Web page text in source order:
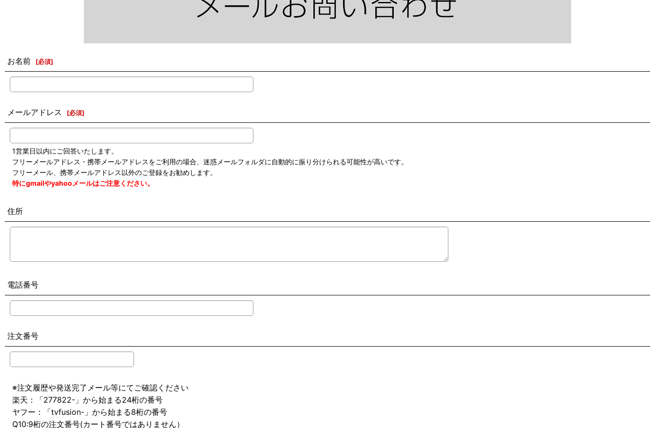
お名前 [必須]
メールアドレス [必須]
1営業日以内にご回答いたします。
フリーメールアドレス・携帯メールアドレスをご利用の場合、迷惑メールフォルダに自動的に振り分けられる可能性が高いです。
フリーメール、携帯メールアドレス以外のご登録をお勧めします。
特にgmailやyahooメールはご注意ください。
住所
電話番号
注文番号
※注文履歴や発送完了メール等にてご確認ください
楽天：「277822-」から始まる24桁の番号
ヤフー：「tvfusion-」から始まる8桁の番号
Q10:9桁の注文番号(カート番号ではありません）